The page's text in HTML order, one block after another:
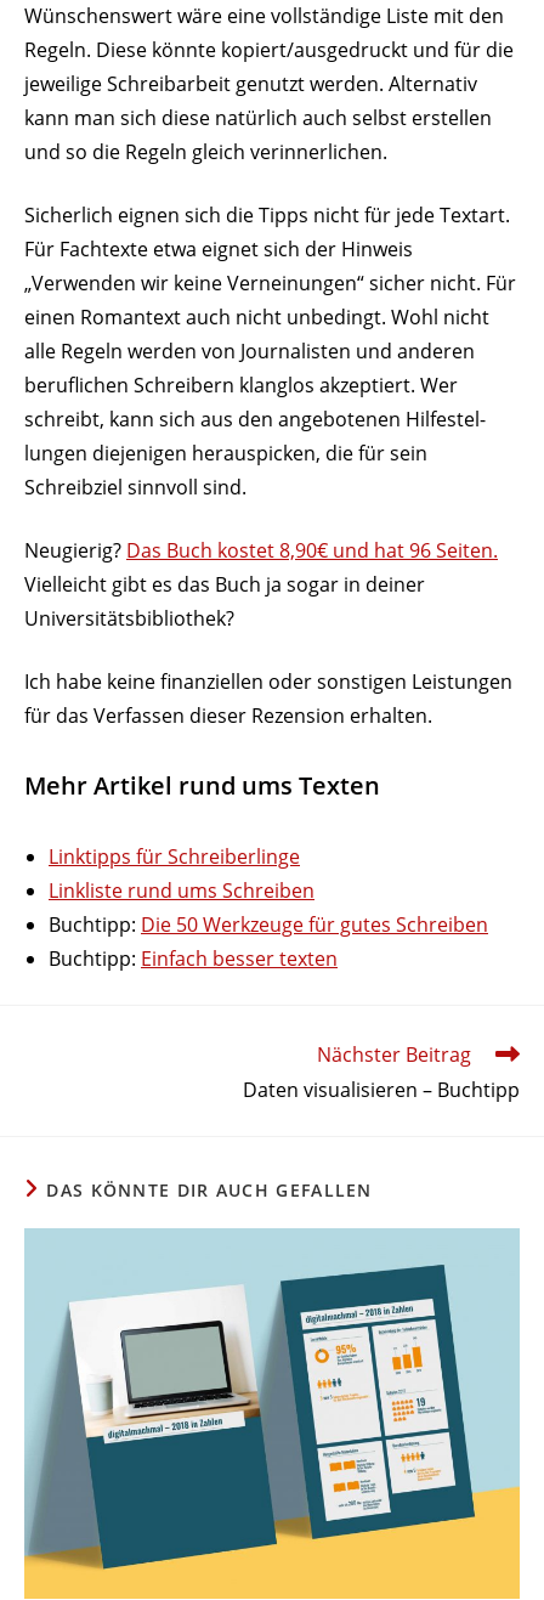
Wünschenswert wäre eine voll­ständige Liste mit den
Regeln. Diese könnte kopiert/ausgedruckt und für die
jeweilige Schreib­arbeit genutzt werden. Alter­nativ
kann man sich diese natürlich auch selbst erstellen
und so die Regeln gleich verinnerlichen.
Sicherlich eignen sich die Tipps nicht für jede Textart.
Für Fach­texte etwa eignet sich der Hinweis
„Verwenden wir keine Vernei­nungen“ sicher nicht. Für
einen Romantext auch nicht unbe­dingt. Wohl nicht
alle Regeln werden von Jour­na­listen und anderen
beruf­lichen Schreibern klanglos akzep­tiert. Wer
schreibt, kann sich aus den ange­bo­tenen Hilfe­stel­
lungen dieje­nigen heraus­picken, die für sein
Schreibziel sinnvoll sind.
Neugierig? Das Buch kostet 8,90€ und hat 96 Seiten.
Viel­leicht gibt es das Buch ja sogar in deiner
Universitätsbibliothek?
Ich habe keine finan­zi­ellen oder sons­tigen Leis­tungen
für das Verfassen dieser Rezension erhalten.
Mehr Artikel rund ums Texten
Link­tipps für Schreiberlinge
Link­liste rund ums Schreiben
Buchtipp: Die 50 Werk­zeuge für gutes Schreiben
Buchtipp: Einfach besser texten
Nächster Beitrag
Daten visua­li­sieren – Buchtipp
DAS KÖNNTE DIR AUCH GEFALLEN